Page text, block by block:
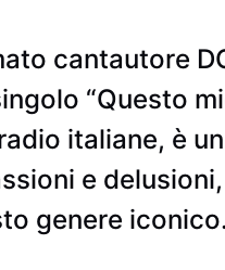
cantautore
“Questo
italiane, è
e
genere iconico.